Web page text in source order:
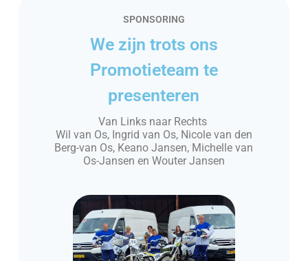
SPONSORING
We zijn trots ons
Promotieteam te
presenteren
Van Links naar Rechts
Wil van Os, Ingrid van Os, Nicole van den
Berg-van Os, Keano Jansen, Michelle van
Os-Jansen en Wouter Jansen